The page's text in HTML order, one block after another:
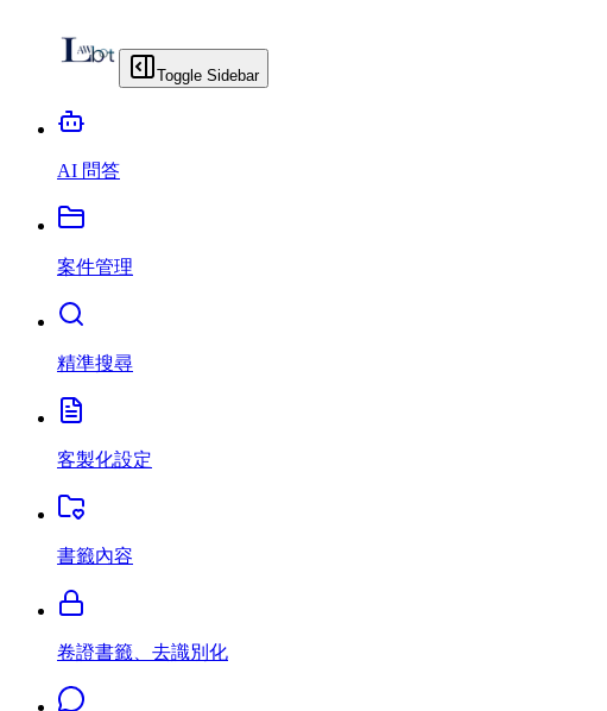
Toggle Sidebar
AI 問答
案件管理
精準搜尋
客製化設定
書籤內容
卷證書籤、去識別化